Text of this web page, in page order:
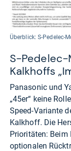
Überblick: S-Pedelec-
S-Pedelec-
Kalkhoffs
Panasonic und
„45er“ keine
Speed-Variante
Kalkhoff. Die
Prioritäten: Beim
optionalen